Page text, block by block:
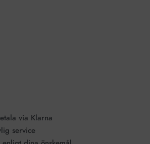
via Klarna
service